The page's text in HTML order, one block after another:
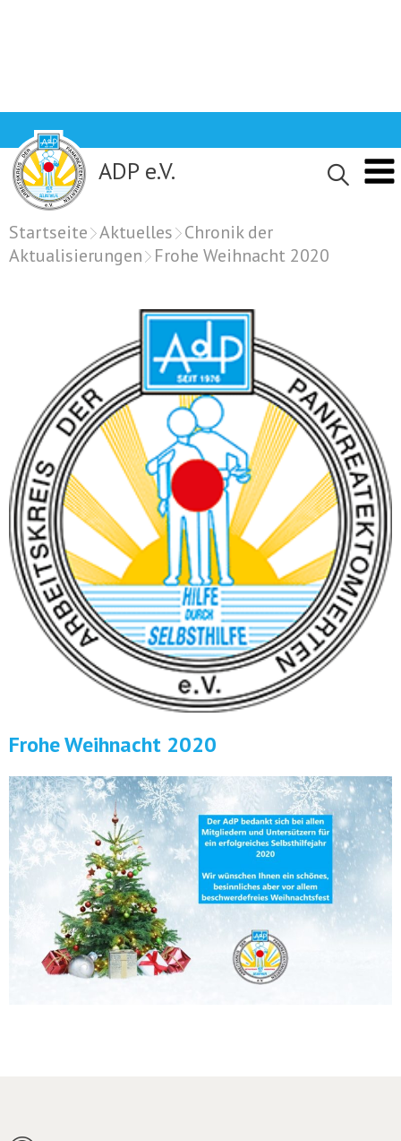
to
content
ADP e.V.
Startseite Aktuelles Chronik der
Aktualisierungen
Frohe Weihnacht 2020
Frohe Weihnacht 2020